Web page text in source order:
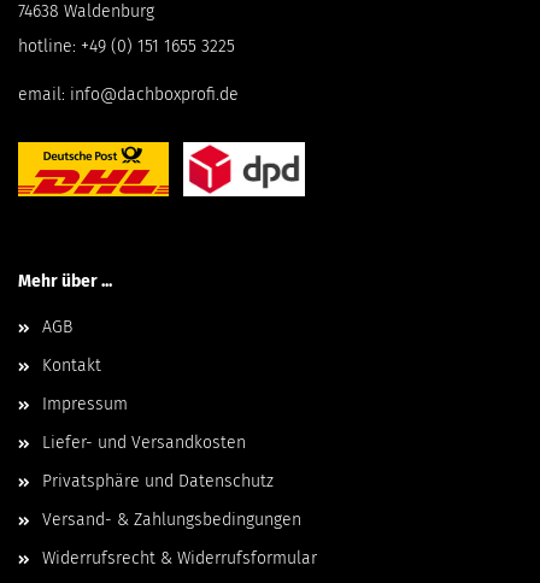
74638 Waldenburg
hotline: +49 (0) 151 1655 3225
email: info@dachboxprofi.de
Mehr über ...
AGB
Kontakt
Impressum
Liefer- und Versandkosten
Privatsphäre und Datenschutz
Versand- & Zahlungsbedingungen
Widerrufsrecht & Widerrufsformular